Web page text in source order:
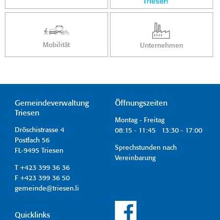
Mobilität Unternehmen
Gemeindeverwaltung
Triesen
Dröschistrasse 4
Postfach 56
FL-9495 Triesen
T +423 399 36 36
F +423 399 36 50
gemeinde@triesen.li
Öffnungszeiten
Montag - Freitag
08:15 - 11:45 13:30 - 17:00
Sprechstunden nach
Vereinbarung
Quicklinks